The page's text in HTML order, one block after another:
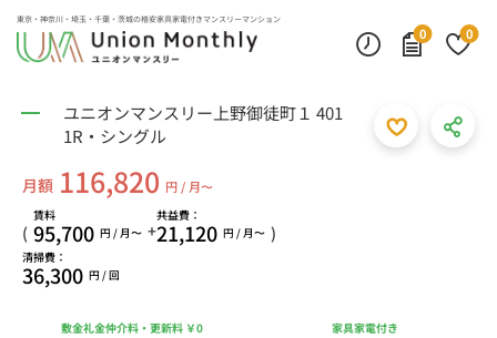
東京・神奈川・埼玉・千葉・茨城の格安家具家電付きマンスリーマンション
0
0
ユニオンマンスリー上野御徒町１ 401
1R・シングル
月額 116,820 円 / 月〜
(
賃料
95,700 円 / 月〜 +
共益費：
21,120 円 / 月〜 )
清掃費：
36,300 円 / 回
敷金礼金仲介料・更新料 ￥0 家具家電付き